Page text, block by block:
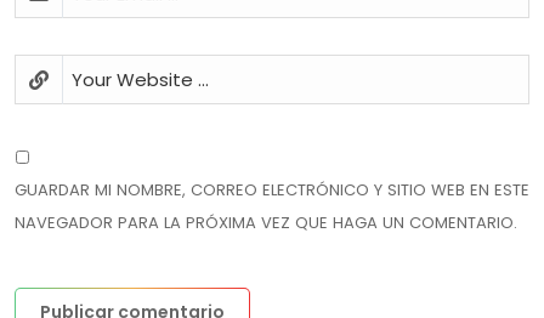
GUARDAR MI NOMBRE, CORREO ELECTRÓNICO Y SITIO WEB EN ESTE
NAVEGADOR PARA LA PRÓXIMA VEZ QUE HAGA UN COMENTARIO.